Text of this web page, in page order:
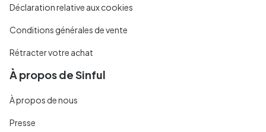
Déclaration relative aux cookies
Conditions générales de vente
Rétracter votre achat
À propos de Sinful
À propos de nous
Presse